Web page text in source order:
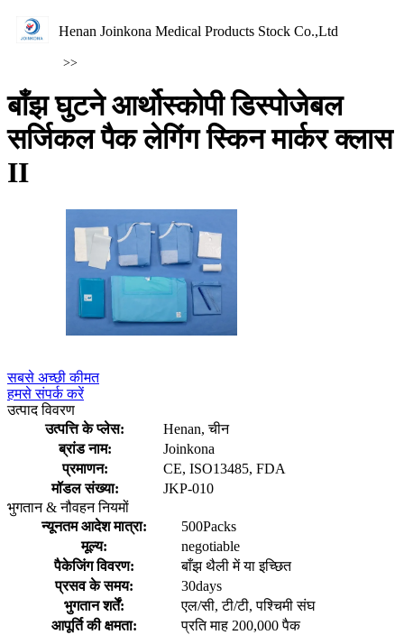
Henan Joinkona Medical Products Stock Co.,Ltd
>>
बाँझ घुटने आर्थोस्कोपी डिस्पोजेबल
सर्जिकल पैक लेगिंग स्किन मार्कर क्लास
II
सबसे अच्छी कीमत
हमसे संपर्क करें
उत्पाद विवरण
उत्पत्ति के प्लेस:
Henan, चीन
ब्रांड नाम:
Joinkona
प्रमाणन:
CE, ISO13485, FDA
मॉडल संख्या:
JKP-010
भुगतान & नौवहन नियमों
न्यूनतम आदेश मात्रा:
500Packs
मूल्य:
negotiable
पैकेजिंग विवरण:
बाँझ थैली में या इच्छित
प्रसव के समय:
30days
भुगतान शर्तें:
एल/सी, टी/टी, पश्चिमी संघ
आपूर्ति की क्षमता:
प्रति माह 200,000 पैक